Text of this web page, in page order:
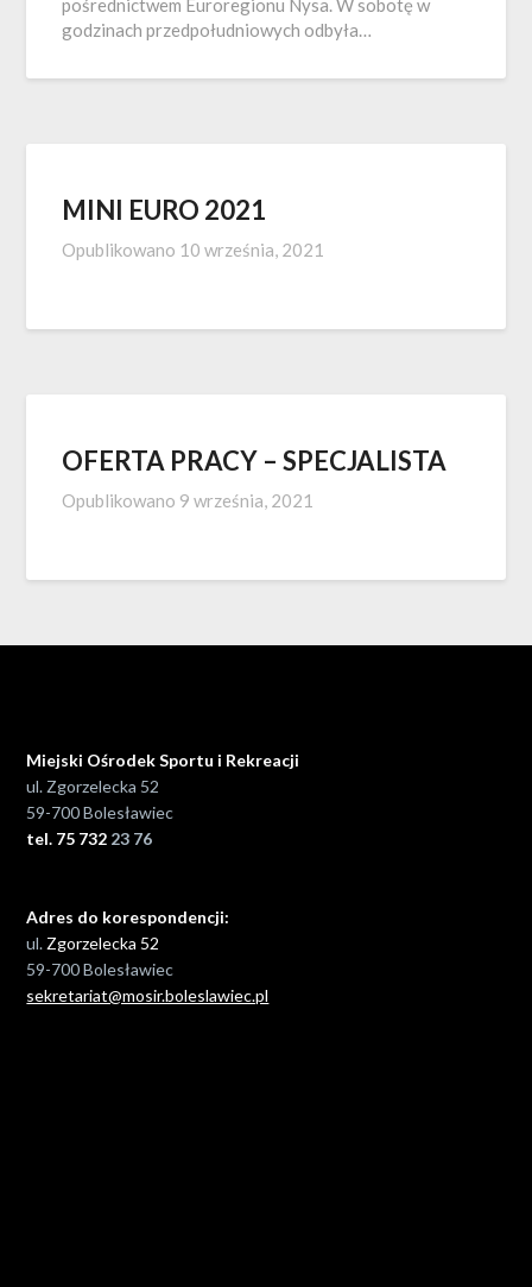
pośrednictwem Euroregionu Nysa. W sobotę w
godzinach przedpołudniowych odbyła…
MINI EURO 2021
Opublikowano 10 września, 2021
OFERTA PRACY – SPECJALISTA
Opublikowano 9 września, 2021
Miejski Ośrodek Sportu i Rekreacji
ul. Zgorzelecka 52
59-700 Bolesławiec
tel. 75 732 23 76
Adres do korespondencji:
ul. Zgorzelecka 52
59-700 Bolesławiec
sekretariat@mosir.boleslawiec.pl